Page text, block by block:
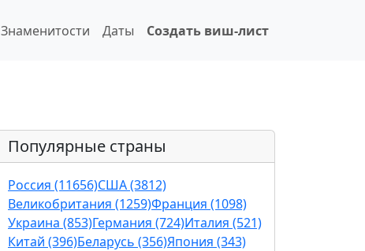
Знаменитости Даты Создать виш-лист
Популярные страны
Россия (11656)США (3812)
Великобритания (1259)Франция (1098)
Украина (853)Германия (724)Италия (521)
Китай (396)Беларусь (356)Япония (343)